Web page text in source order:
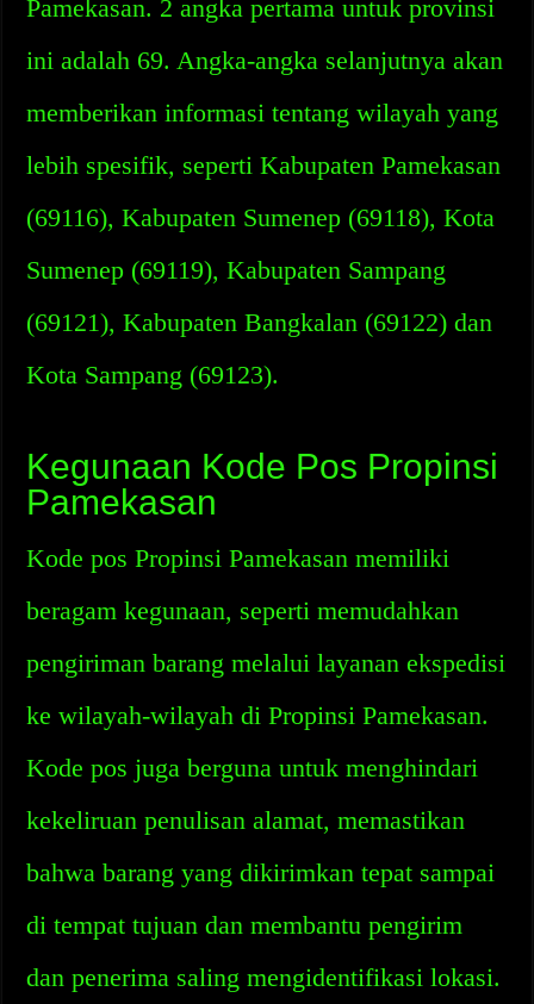
Pamekasan. 2 angka pertama untuk provinsi
ini adalah 69. Angka-angka selanjutnya akan
memberikan informasi tentang wilayah yang
lebih spesifik, seperti Kabupaten Pamekasan
(69116), Kabupaten Sumenep (69118), Kota
Sumenep (69119), Kabupaten Sampang
(69121), Kabupaten Bangkalan (69122) dan
Kota Sampang (69123).
Kegunaan Kode Pos Propinsi
Pamekasan
Kode pos Propinsi Pamekasan memiliki
beragam kegunaan, seperti memudahkan
pengiriman barang melalui layanan ekspedisi
ke wilayah-wilayah di Propinsi Pamekasan.
Kode pos juga berguna untuk menghindari
kekeliruan penulisan alamat, memastikan
bahwa barang yang dikirimkan tepat sampai
di tempat tujuan dan membantu pengirim
dan penerima saling mengidentifikasi lokasi.